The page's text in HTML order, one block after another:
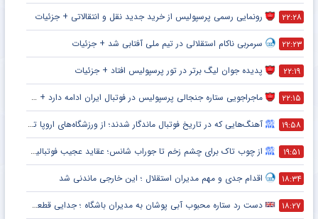
۲۲:۲۸ رونمایی رسمی پرسپولیس از خرید جدید نقل و انتقالاتی + جزئیات
۲۲:۲۳ سرمربی ناکام استقلالی در تیم ملی آفتابی شد + جزئیات
۲۲:۱۹ پدیده جوان لیگ برتر در تور پرسپولیس افتاد + جزئیات
۲۲:۱۵ ماجراجویی ستاره جنجالی پرسپولیس در فوتبال ایران ادامه دارد + جزئیات
۱۹:۵۸ آهنگ‌هایی که در تاریخ فوتبال ماندگار شدند؛ از ورزشگاه‌های اروپا تا جام جهانی
۱۹:۵۱ از چوب تاک برای چشم زخم تا جوراب شانس؛ عقاید عجیب فوتبالیست‌ها!
۱۸:۳۴ اقدام جدی و مهم مدیران استقلال ؛ این خارجی ماندنی شد
۱۸:۲۷ دست رد ستاره محبوب آبی پوشان به مدیران باشگاه ؛ جدایی قطعی است !